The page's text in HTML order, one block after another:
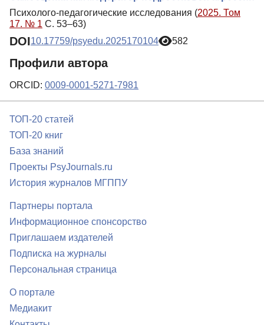
Психолого-педагогические исследования (2025. Том
17. № 1 С. 53–63)
DOI10.17759/psyedu.2025170104 582
Профили автора
ORCID: 0009-0001-5271-7981
ТОП-20 статей
ТОП-20 книг
База знаний
Проекты PsyJournals.ru
История журналов МГППУ
Партнеры портала
Информационное спонсорство
Приглашаем издателей
Подписка на журналы
Персональная страница
О портале
Медиакит